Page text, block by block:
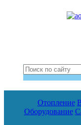
Отопление
Оборудование